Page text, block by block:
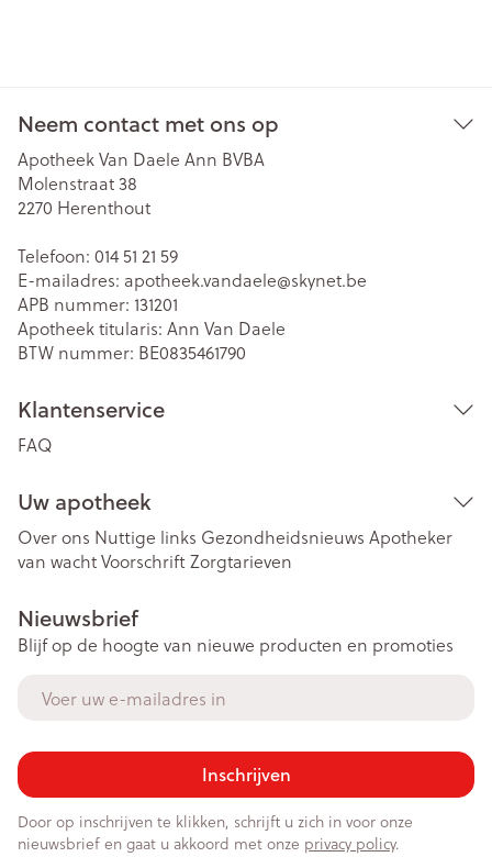
Neem contact met ons op
Apotheek Van Daele Ann BVBA
Molenstraat 38
2270 Herenthout
Telefoon: 014 51 21 59
E-mailadres: apotheek.vandaele@skynet.be
APB nummer: 131201
Apotheek titularis: Ann Van Daele
BTW nummer: BE0835461790
Klantenservice
FAQ
Uw apotheek
Over ons Nuttige links Gezondheidsnieuws Apotheker
van wachtVoorschriftZorgtarieven
Nieuwsbrief
Blijf op de hoogte van nieuwe producten en promoties
Inschrijven
Door op inschrijven te klikken, schrijft u zich in voor onze
nieuwsbrief en gaat u akkoord met onze privacy policy.